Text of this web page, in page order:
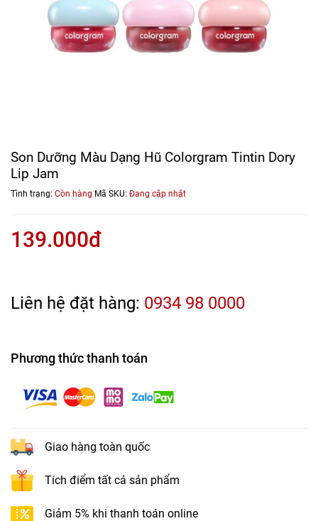
Son Dưỡng Màu Dạng Hũ Colorgram Tintin Dory
Lip Jam
Tình trạng: Còn hàng Mã SKU: Đang cập nhật
139.000đ
Liên hệ đặt hàng: 0934 98 0000
Phương thức thanh toán
Giao hàng toàn quốc
Tích điểm tất cả sản phẩm
Giảm 5% khi thanh toán online